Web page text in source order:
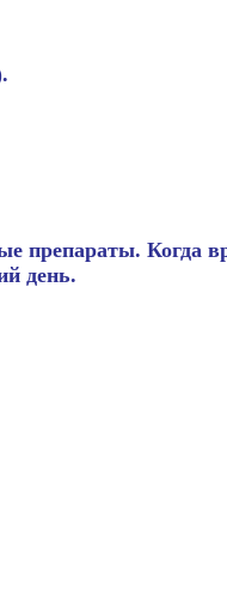
Когда
день.